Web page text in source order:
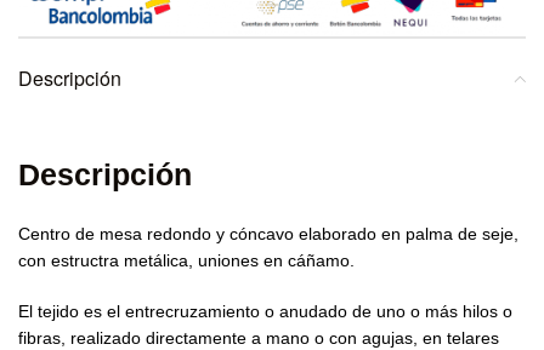
Descripción
Descripción
Centro de mesa redondo y cóncavo elaborado en palma de seje,
con estructra metálica, uniones en cáñamo.
El tejido es el entrecruzamiento o anudado de uno o más hilos o
fibras, realizado directamente a mano o con agujas, en telares